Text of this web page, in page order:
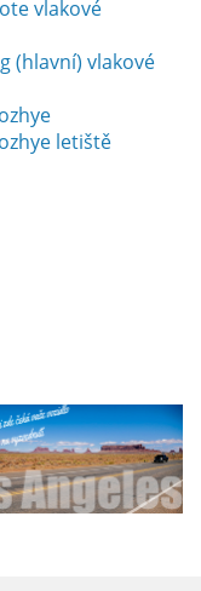
vlakové
(hlavní) vlakové
letiště